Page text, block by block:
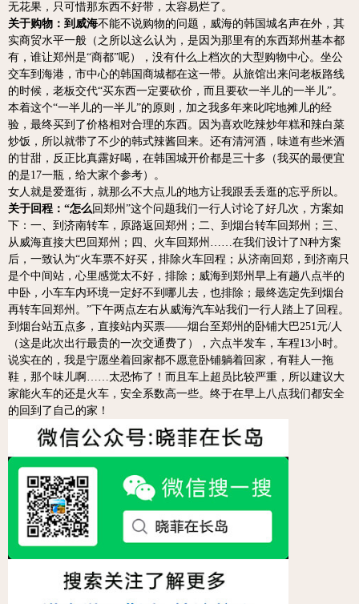
无花果，只可惜那东西不好带，太容易烂了。
关于购物：到威海不能不说购物的问题，威海的韩国城名声在外，其
实商贸水平一般（之所以这么认为，是因为那里有的东西郑州基本都
有，谁让郑州是“商都”呢），没有什么上档次的大型购物中心。坐公
交车到海港，市中心的韩国商城都在这一带。 从旅馆出来问老板路线
的时候，老板交代“买东西一定要砍价，而且要砍一半儿的一半儿”。
本着这个“一半儿的一半儿”的原则，加之我多年来叱咤地摊儿的经
验，最终买到了价格相对合理的东西。因为喜欢吃辣炒年糕和辣白菜
炒饭，所以就带了不少的韩式辣酱回来。还有清河酒，味道有些米酒
的甘甜，反正比真露好喝，在韩国城开价都是三十多（我买的最便宜
的是17一瓶，给大家个参考）。
女人就是爱逛街，就那么不大点儿的地方让我跟丢丢逛的忘乎所以。
关于回程：“怎么回郑州”这个问题我们一行人讨论了好几次，方案如
下：一、到济南转车，原路返回郑州；二、到烟台转车回郑州；三、
从威海直接大巴回郑州；四、火车回郑州……在我们设计了N种方案
后，一致认为“火车票不好买，排除火车回程；从济南回郑，到济南只
是个中间站，心里感觉太不好，排除；威海到郑州早上有趟八点半的
中卧，小车车内环境一定好不到哪儿去，也排除；最终选定先到烟台
再转车回郑州。”下午两点左右从威海汽车站我们一行人踏上了回程。
到烟台站五点多，直接站内买票——烟台至郑州的卧铺大巴251元/人
（这是此次出行最贵的一次交通费了），六点半发车，车程13小时。
说实在的，我是宁愿坐着回家都不愿意卧铺躺着回家，有鞋人一拖
鞋，那个味儿啊……太恐怖了！而且车上超员比较严重，所以建议大
家能火车的还是火车，安全系数高一些。终于在早上八点我们都安全
的回到了自己的家！